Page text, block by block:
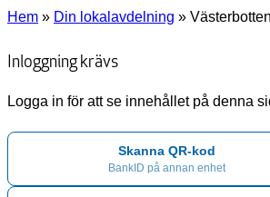
Hem » Din lokalavdelning » Västerbotten
Inloggning krävs
Logga in för att se innehållet på denna
Skanna QR-kod
BankID på annan enhet